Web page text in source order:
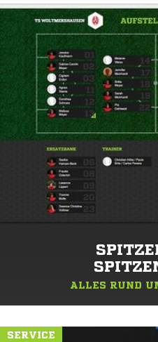
ALLES RUND
SERVICE